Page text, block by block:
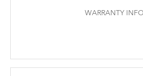
WARRANTY INFO